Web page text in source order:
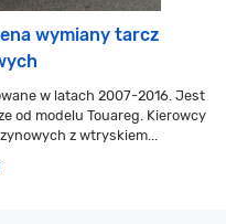
wymiany tarcz
w latach 2007-2016. Jest
od modelu Touareg. Kierowcy
z wtryskiem...